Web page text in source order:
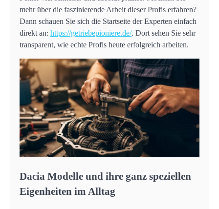
mehr über die faszinierende Arbeit dieser Profis erfahren?
Dann schauen Sie sich die Startseite der Experten einfach
direkt an: https://getriebepioniere.de/. Dort sehen Sie sehr
transparent, wie echte Profis heute erfolgreich arbeiten.
Dacia Modelle und ihre ganz speziellen
Eigenheiten im Alltag